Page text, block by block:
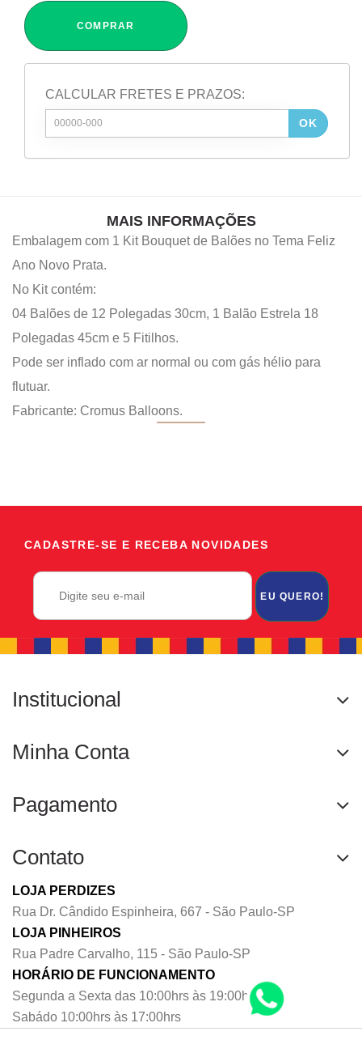
COMPRAR
CALCULAR FRETES E PRAZOS:
OK
MAIS INFORMAÇÕES
Embalagem com 1 Kit Bouquet de Balões no Tema Feliz
Ano Novo Prata.
No Kit contém:
04 Balões de 12 Polegadas 30cm, 1 Balão Estrela 18
Polegadas 45cm e 5 Fitilhos.
Pode ser inflado com ar normal ou com gás hélio para
flutuar.
Fabricante: Cromus Balloons.
CADASTRE-SE E RECEBA NOVIDADES
EU QUERO!
Institucional
Minha Conta
Pagamento
Contato
LOJA PERDIZES
Rua Dr. Cândido Espinheira, 667 - São Paulo-SP
LOJA PINHEIROS
Rua Padre Carvalho, 115 - São Paulo-SP
HORÁRIO DE FUNCIONAMENTO
Segunda a Sexta das 10:00hrs às 19:00hrs
Sabádo 10:00hrs às 17:00hrs